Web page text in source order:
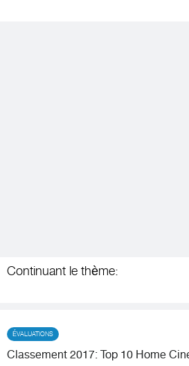
Continuant le thème:
ÉVALUATIONS
Classement 2017: Top 10 Home